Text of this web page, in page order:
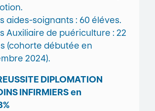
aides-soignants : 60 éléves.
Auxiliaire de puériculture : 22
(cohorte débutée en
2024).
DIPLOMATION
INFIRMIERSen